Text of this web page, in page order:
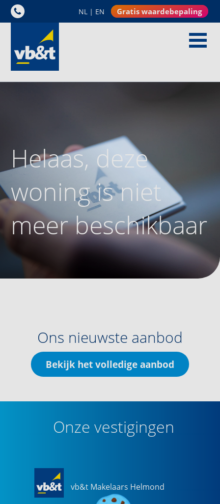
NL | EN Gratis waardebepaling
Helaas, deze
woning is niet
meer beschikbaar
Ons nieuwste aanbod
Bekijk het volledige aanbod
Onze vestigingen
vb&t Makelaars Helmond